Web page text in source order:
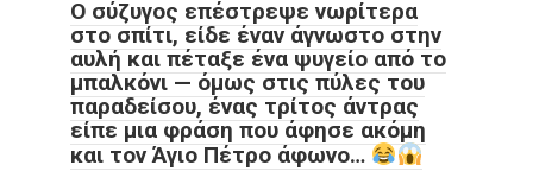
Ο σύζυγος επέστρεψε νωρίτερα
στο σπίτι, είδε έναν άγνωστο στην
αυλή και πέταξε ένα ψυγείο από το
μπαλκόνι — όμως στις πύλες του
παραδείσου, ένας τρίτος άντρας
είπε μια φράση που άφησε ακόμη
και τον Άγιο Πέτρο άφωνο…